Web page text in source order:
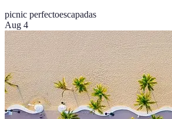
picnic perfectoescapadas
Aug 4